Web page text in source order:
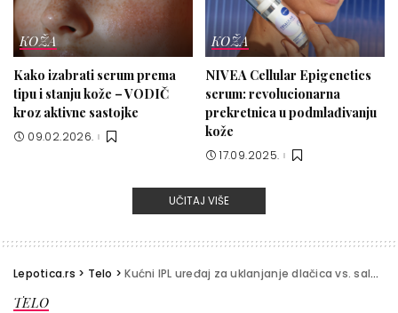
KOŽA
Kako izabrati serum prema
tipu i stanju kože – VODIČ
kroz aktivne sastojke
09.02.2026.
KOŽA
NIVEA Cellular Epigenetics
serum: revolucionarna
prekretnica u podmlađivanju
kože
17.09.2025.
UČITAJ VIŠE
Lepotica.rs > Telo >Kućni IPL uređaj za uklanjanje dlačica vs. salonski laser: Koji je bolji?
TELO